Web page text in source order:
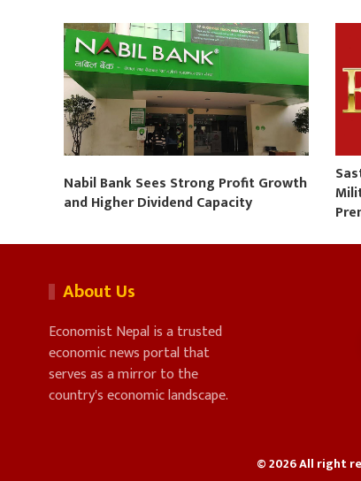
Nabil Bank Sees Strong Profit Growth
and Higher Dividend Capacity
About Us
Economist Nepal is a trusted
economic news portal that
serves as a mirror to the
country's economic landscape.
© 2026 All right